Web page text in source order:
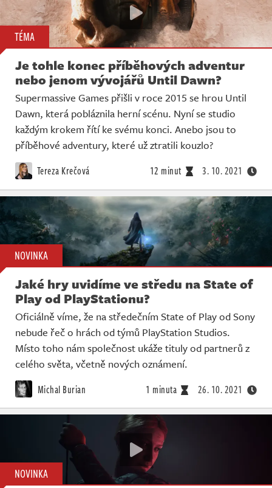
TÉMA
Je tohle konec příběhových adventur
nebo jenom vývojářů Until Dawn?
Supermassive Games přišli v roce 2015 se hrou Until
Dawn, která pobláznila herní scénu. Nyní se studio
každým krokem řítí ke svému konci. Anebo jsou to
příběhové adventury, které už ztratili kouzlo?
Tereza Krečová 12 minut 3. 10. 2021
NOVINKA
Jaké hry uvidíme ve středu na State of
Play od PlayStationu?
Oficiálně víme, že na středečním State of Play od Sony
nebude řeč o hrách od týmů PlayStation Studios.
Místo toho nám společnost ukáže tituly od partnerů z
celého světa, včetně nových oznámení.
Michal Burian 1 minuta 26. 10. 2021
NOVINKA